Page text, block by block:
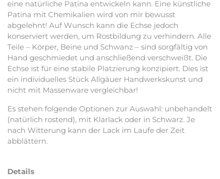
eine natürliche Patina entwickeln kann. Eine künstliche
Patina mit Chemikalien wird von mir bewusst
abgelehnt! Auf Wunsch kann die Echse jedoch
konserviert werden, um Rostbildung zu verhindern. Alle
Teile – Körper, Beine und Schwanz – sind sorgfältig von
Hand geschmiedet und anschließend verschweißt. Die
Echse ist für eine stabile Platzierung konzipiert. Dies ist
ein individuelles Stück Allgäuer Handwerkskunst und
nicht mit Massenware vergleichbar!
Es stehen folgende Optionen zur Auswahl: unbehandelt
(natürlich rostend), mit Klarlack oder in Schwarz. Je
nach Witterung kann der Lack im Laufe der Zeit
abblättern.
Details